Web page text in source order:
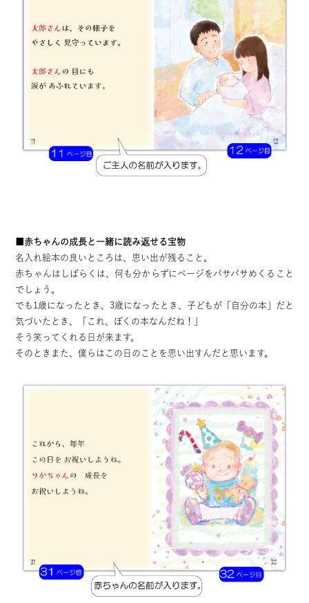
■赤ちゃんの成長と一緒に読み返せる宝物
名入れ絵本の良いところは、思い出が残ること。
赤ちゃんはしばらくは、何も分からずにページをバサバサめくること
でしょう。
でも1歳になったとき、3歳になったとき、子どもが「自分の本」だと
気づいたとき、「これ、ぼくの本なんだね！」
そう笑ってくれる日が来ます。
そのときまた、僕らはこの日のことを思い出すんだと思います。